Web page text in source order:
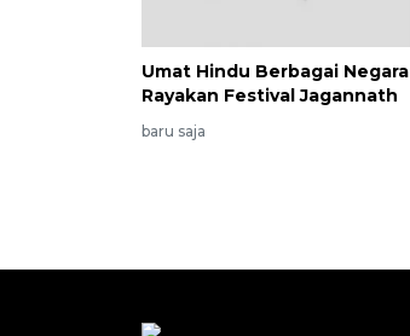
Umat Hindu Berbagai Negara
Rayakan Festival Jagannath
baru saja